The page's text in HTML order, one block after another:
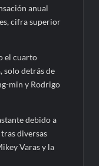
anual
cifra superior
el cuarto
solo detrás de
min y Rodrigo
debido a
diversas
Varas y la